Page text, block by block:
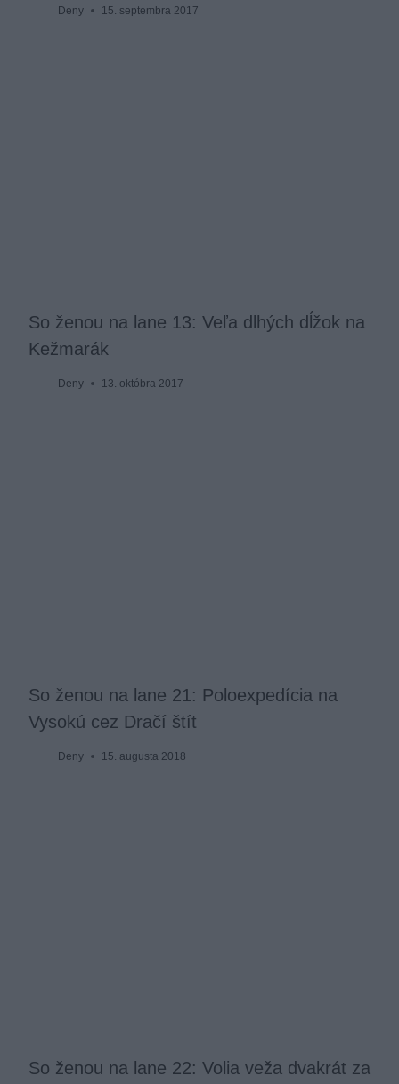
Deny 15. septembra 2017
So ženou na lane 13: Veľa dlhých dĺžok na
Kežmarák
Deny 13. októbra 2017
So ženou na lane 21: Poloexpedícia na
Vysokú cez Dračí štít
Deny 15. augusta 2018
So ženou na lane 22: Volia veža dvakrát za